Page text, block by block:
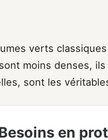
verts
moins denses,
sont les
en